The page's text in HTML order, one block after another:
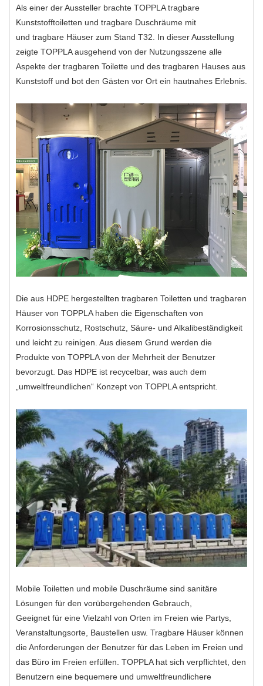
Als einer der Aussteller brachte TOPPLA tragbare
Kunststofftoiletten und tragbare Duschräume mit
und tragbare Häuser zum Stand T32. In dieser Ausstellung
zeigte TOPPLA ausgehend von der Nutzungsszene alle
Aspekte der tragbaren Toilette und des tragbaren Hauses aus
Kunststoff und bot den Gästen vor Ort ein hautnahes Erlebnis.
Die aus HDPE hergestellten tragbaren Toiletten und tragbaren
Häuser von TOPPLA haben die Eigenschaften von
Korrosionsschutz, Rostschutz, Säure- und Alkalibeständigkeit
und leicht zu reinigen. Aus diesem Grund werden die
Produkte von TOPPLA von der Mehrheit der Benutzer
bevorzugt. Das HDPE ist recycelbar, was auch dem
„umweltfreundlichen“ Konzept von TOPPLA entspricht.
Mobile Toiletten und mobile Duschräume sind sanitäre
Lösungen für den vorübergehenden Gebrauch,
Geeignet für eine Vielzahl von Orten im Freien wie Partys,
Veranstaltungsorte, Baustellen usw. Tragbare Häuser können
die Anforderungen der Benutzer für das Leben im Freien und
das Büro im Freien erfüllen. TOPPLA hat sich verpflichtet, den
Benutzern eine bequemere und umweltfreundlichere